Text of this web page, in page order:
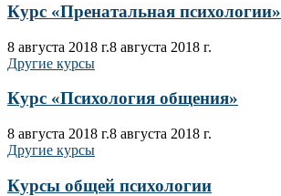
Курс «Пренатальная психологии»
8 августа 2018 г.8 августа 2018 г.
Другие курсы
Курс «Психология общения»
8 августа 2018 г.8 августа 2018 г.
Другие курсы
Курсы общей психологии